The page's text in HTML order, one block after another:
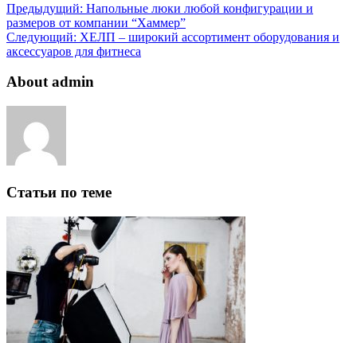
Предыдущий: Напольные люки любой конфигурации и
размеров от компании “Хаммер”
Следующий: ХЕЛП – широкий ассортимент оборудования и
аксессуаров для фитнеса
About admin
Статьи по теме